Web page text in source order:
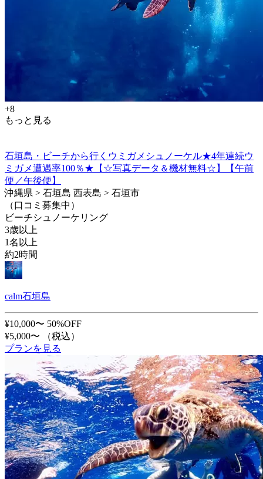
+8
もっと見る
石垣島・ビーチから行くウミガメシュノーケル★4年連続ウ
ミガメ遭遇率100％★【☆写真データ＆機材無料☆】【午前
便／午後便】
沖縄県 > 石垣島 西表島 > 石垣市
（口コミ募集中）
ビーチシュノーケリング
3歳以上
1名以上
約2時間
calm石垣島
¥10,000〜 50%OFF
¥5,000〜
（税込）
プランを見る